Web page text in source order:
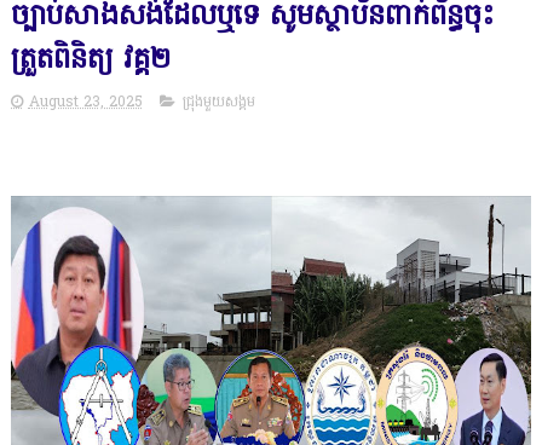
ច្បាប់សាងសង់ដែលឬទេ សូមស្ថាប័នពាក់ព័ន្ធចុះ
ត្រួតពិនិត្យ វគ្គ២
August 23, 2025 ជ្រុងមួយសង្គម